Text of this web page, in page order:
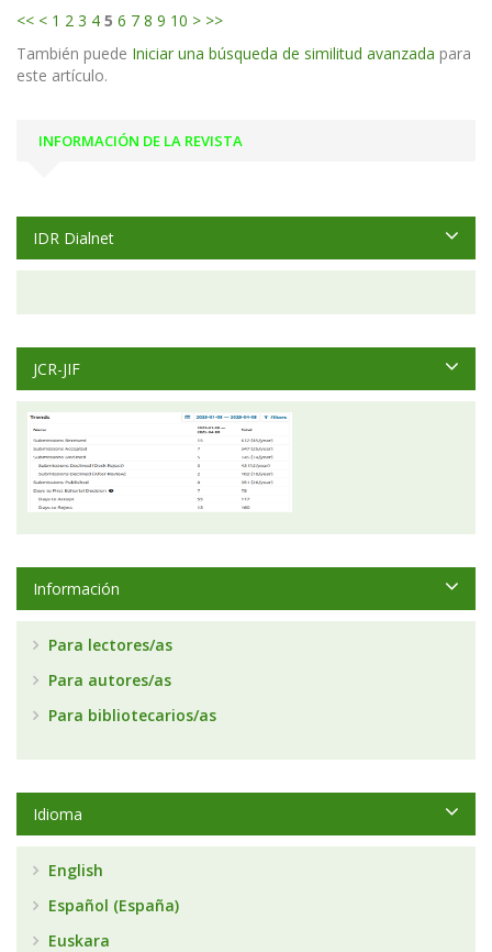
<< < 1 2 3 4 5 6 7 8 9 10 > >>
También puede Iniciar una búsqueda de similitud avanzada para
este artículo.
INFORMACIÓN DE LA REVISTA
IDR Dialnet
JCR-JIF
Información
Para lectores/as
Para autores/as
Para bibliotecarios/as
Idioma
English
Español (España)
Euskara